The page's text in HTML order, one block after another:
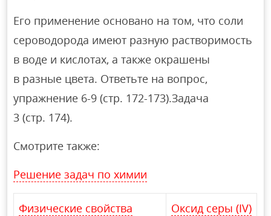
Его применение основано на том, что соли
сероводорода имеют разную растворимость
в воде и кислотах, а также окрашены
в разные цвета. Ответьте на вопрос,
упражнение 6-9 (стр. 172-173).Задача
3 (стр. 174).
Смотрите также:
Решение задач по химии
Физические свойства
Оксид серы (IV)